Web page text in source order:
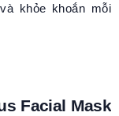
khỏe khoắn mỗi
Facial Mask